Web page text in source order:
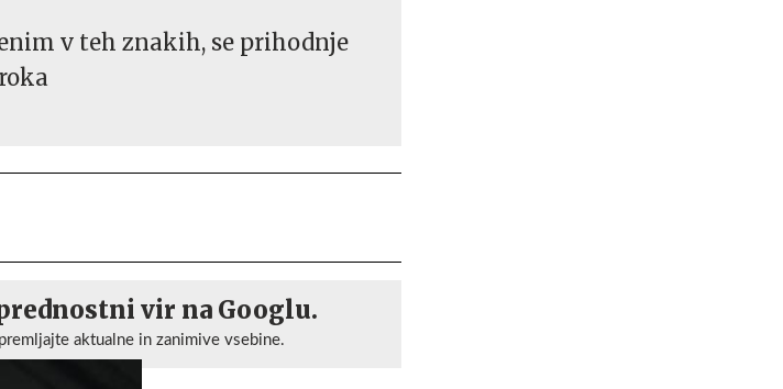
v teh znakih, se prihodnje
vir na Googlu.
aktualne in zanimive vsebine.